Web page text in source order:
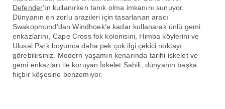
Defender’ın kullanırken tanık olma imkanını sunuyor.
Dünyanın en zorlu arazileri için tasarlanan aracı
Swakopmund’dan Windhoek’e kadar kullanarak ünlü gemi
enkazlarını, Cape Cross fok kolonisini, Himba köylerini ve
Ulusal Park boyunca daha pek çok ilgi çekici noktayı
görebilirsiniz. Modern yaşamın kenarında tarihi iskelet ve
gemi enkazları ile koruyan İskelet Sahili, dünyanın başka
hiçbir köşesine benzemiyor.